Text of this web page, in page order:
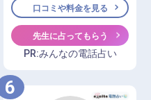
口コミや料金を見る
先生に占ってもらう
PR:みんなの電話占い
6